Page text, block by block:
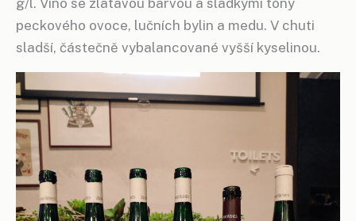
g/l. Víno se zlatavou barvou a sladkými tóny
peckového ovoce, lučních bylin a medu. V chuti
sladší, částečně vybalancované vyšší kyselinou.